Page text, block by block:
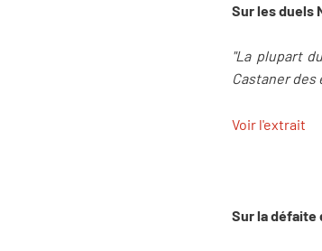
Sur les duels
"La plupart
Castaner
Voir l'extrait
Sur la défaite